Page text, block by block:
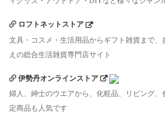
ロフトネットストア
文具・コスメ・生活用品からギフト雑貨まで
えの総合生活雑貨専門店サイト
伊勢丹オンラインストア
婦人、紳士のウエアから、化粧品、リビング
定商品も人気です